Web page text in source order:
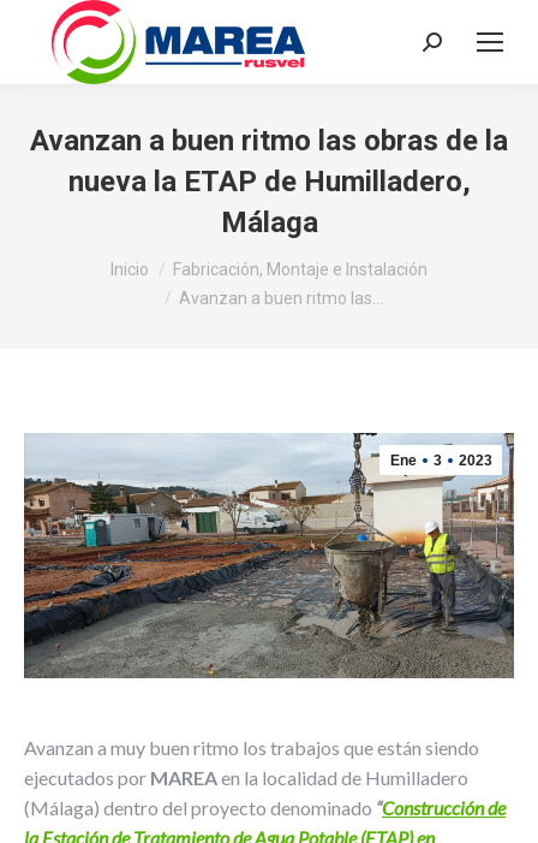
Buscar:
Avanzan a buen ritmo las obras de la
nueva la ETAP de Humilladero,
Málaga
Inicio
Fabricación, Montaje e Instalación
Avanzan a buen ritmo las…
Ene 3 2023
Avanzan a muy buen ritmo los trabajos que están siendo
ejecutados por MAREAen la localidad de Humilladero
(Málaga) dentro del proyecto denominado “Construcción de
la Estación de Tratamiento de Agua Potable (ETAP) en